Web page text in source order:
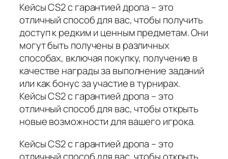
Кейсы CS2 с гарантией дропа – это
отличный способ для вас, чтобы получить
доступ к редким и ценным предметам. Они
могут быть получены в различных
способах, включая покупку, получение в
качестве награды за выполнение заданий
или как бонус за участие в турнирах.
Кейсы CS2 с гарантией дропа – это
отличный способ для вас, чтобы открыть
новые возможности для вашего игрока.
Кейсы CS2 с гарантией дропа – это
отличный способ для вас, чтобы открыть